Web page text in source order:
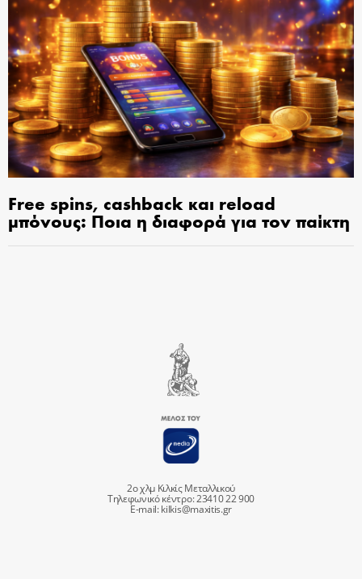
Free spins, cashback και reload
μπόνους: Ποια η διαφορά για τον παίκτη
2ο χλμ Κιλκίς Μεταλλικού
Τηλεφωνικό κέντρο: 23410 22 900
E-mail:kilkis@maxitis.gr